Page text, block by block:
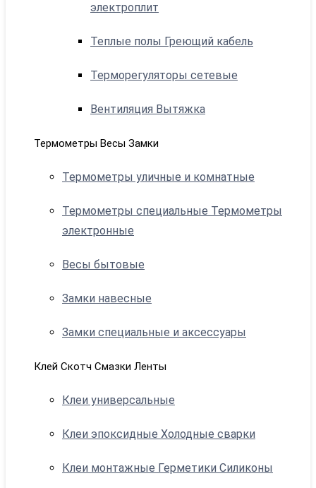
электроплит
Теплые полы Греющий кабель
Терморегуляторы сетевые
Вентиляция Вытяжка
Термометры Весы Замки
Термометры уличные и комнатные
Термометры специальные Термометры
электронные
Весы бытовые
Замки навесные
Замки специальные и аксессуары
Клей Скотч Смазки Ленты
Клеи универсальные
Клеи эпоксидные Холодные сварки
Клеи монтажные Герметики Силиконы